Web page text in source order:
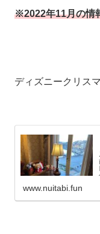
※2022年11月の情
ディズニークリス
www.nuitabi.fun